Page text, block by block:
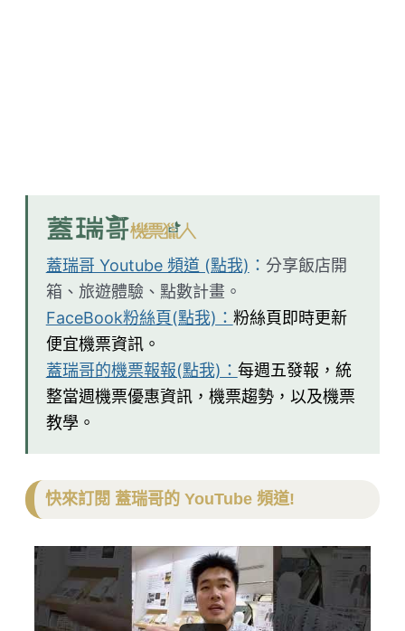
蓋瑞哥 Youtube 頻道 (點我) ： 分享飯店開
箱、旅遊體驗、點數計畫。
FaceBook粉絲頁(點我)： 粉絲頁即時更新
便宜機票資訊。
蓋瑞哥的機票報報(點我)： 每週五發報，統
整當週機票優惠資訊，機票趨勢，以及機票
教學。
快來訂閱 蓋瑞哥的 YouTube 頻道!